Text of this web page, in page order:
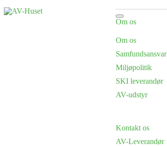
Om os
Om os
Samfundsansvar
Miljøpolitik
SKI leverandør
AV-udstyr
Kontakt os
AV-Leverandør